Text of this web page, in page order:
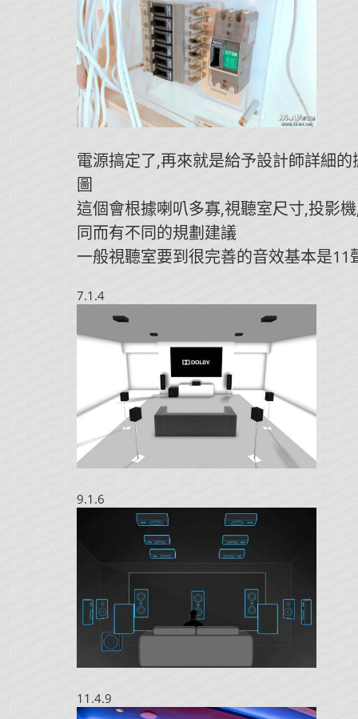
電源搞定了,再來就是給予設計師詳細的
圖
這個會根據喇叭多寡,視聽室尺寸,投影
同而有不同的規劃建議
一般視聽室要到很完善的音效基本是11
7.1.4
9.1.6
11.4.9